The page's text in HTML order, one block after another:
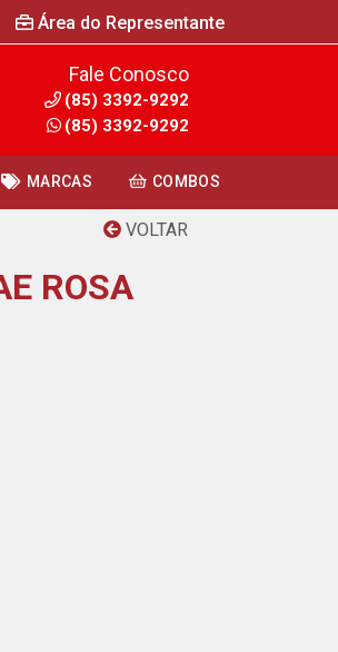
Área do Representante
Fale Conosco
(85) 3392-9292
(85) 3392-9292
MARCAS COMBOS
VOLTAR
ROSA